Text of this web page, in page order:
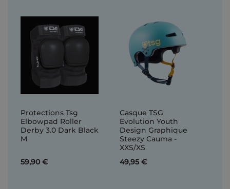
Protections Tsg
Elbowpad Roller
Derby 3.0 Dark Black
M
59,90 €
Casque TSG
Evolution Youth
Design Graphique
Steezy Cauma -
XXS/XS
49,95 €